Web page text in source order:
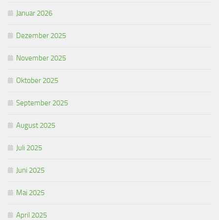
Januar 2026
Dezember 2025
November 2025
Oktober 2025
September 2025
August 2025
Juli 2025
Juni 2025
Mai 2025
April 2025